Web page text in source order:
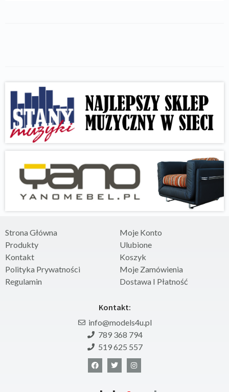
Strona Główna
Produkty
Kontakt
Polityka Prywatności
Regulamin
Moje Konto
Ulubione
Koszyk
Moje Zamówienia
Dostawa I Płatność
Kontakt:
info@models4u.pl
789 368 794
519 625 557